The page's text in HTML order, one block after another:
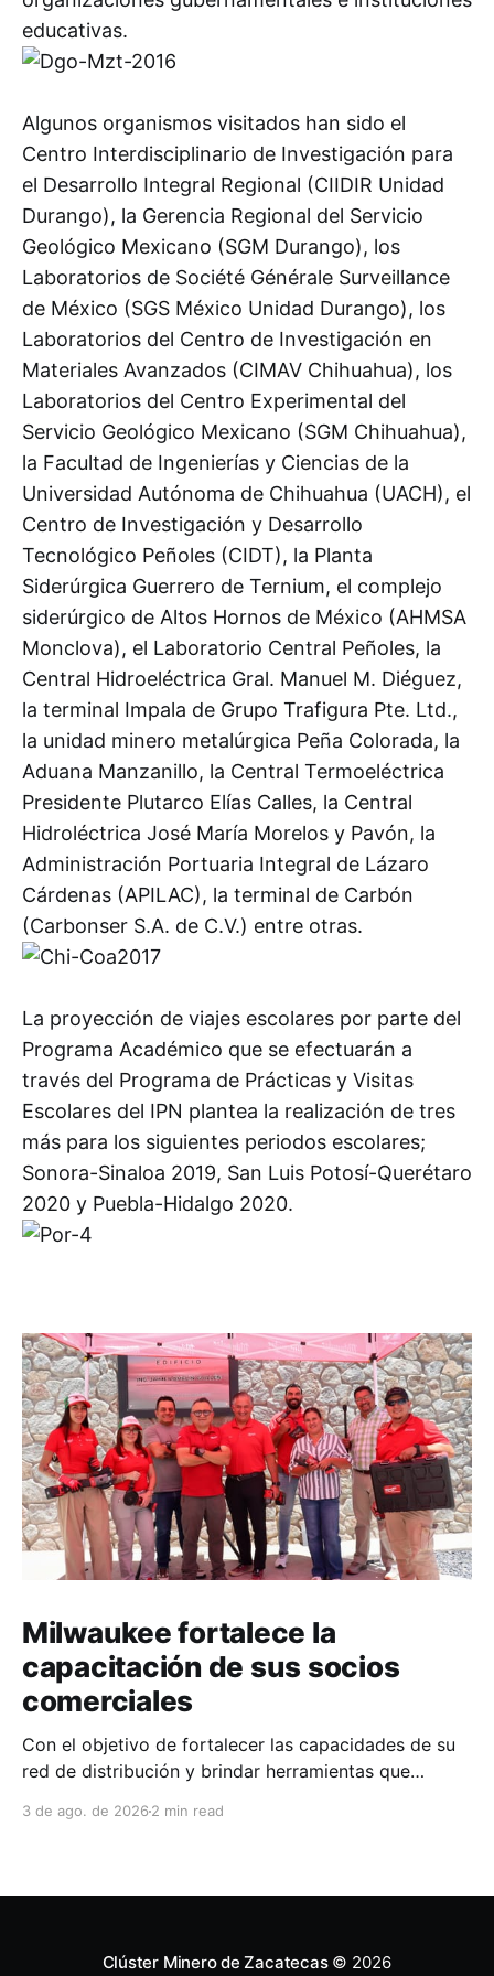
educativas.
Algunos organismos visitados han sido el
Centro Interdisciplinario de Investigación para
el Desarrollo Integral Regional (CIIDIR Unidad
Durango), la Gerencia Regional del Servicio
Geológico Mexicano (SGM Durango), los
Laboratorios de Société Générale Surveillance
de México (SGS México Unidad Durango), los
Laboratorios del Centro de Investigación en
Materiales Avanzados (CIMAV Chihuahua), los
Laboratorios del Centro Experimental del
Servicio Geológico Mexicano (SGM Chihuahua),
la Facultad de Ingenierías y Ciencias de la
Universidad Autónoma de Chihuahua (UACH), el
Centro de Investigación y Desarrollo
Tecnológico Peñoles (CIDT), la Planta
Siderúrgica Guerrero de Ternium, el complejo
siderúrgico de Altos Hornos de México (AHMSA
Monclova), el Laboratorio Central Peñoles, la
Central Hidroeléctrica Gral. Manuel M. Diéguez,
la terminal Impala de Grupo Trafigura Pte. Ltd.,
la unidad minero metalúrgica Peña Colorada, la
Aduana Manzanillo, la Central Termoeléctrica
Presidente Plutarco Elías Calles, la Central
Hidroléctrica José María Morelos y Pavón, la
Administración Portuaria Integral de Lázaro
Cárdenas (APILAC), la terminal de Carbón
(Carbonser S.A. de C.V.) entre otras.
La proyección de viajes escolares por parte del
Programa Académico que se efectuarán a
través del Programa de Prácticas y Visitas
Escolares del IPN plantea la realización de tres
más para los siguientes periodos escolares;
Sonora-Sinaloa 2019, San Luis Potosí-Querétaro
2020 y Puebla-Hidalgo 2020.
Milwaukee fortalece la
capacitación de sus socios
comerciales
Con el objetivo de fortalecer las capacidades de su
red de distribución y brindar herramientas que
técnico, Milwaukee llevó a cabo una capacitación
3 de ago. de 2026 2 min read
Clúster Minero de Zacatecas© 2026